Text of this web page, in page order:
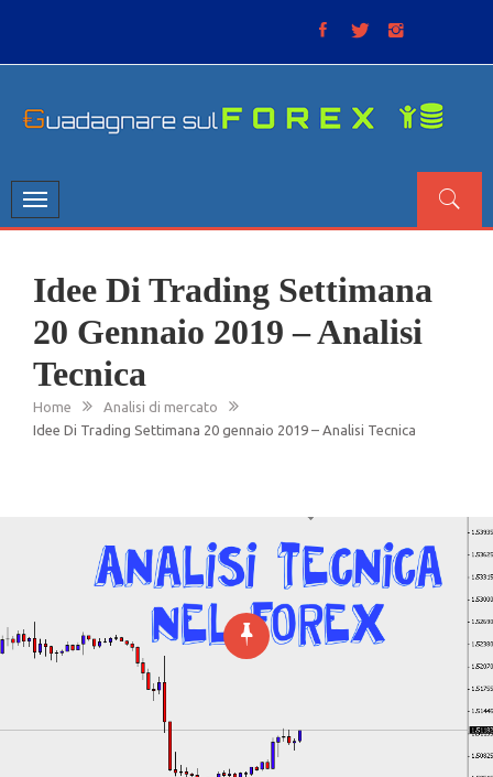
Toggle
navigation
Idee Di Trading Settimana
20 Gennaio 2019 – Analisi
Tecnica
Home
Analisi di mercato
Idee Di Trading Settimana 20 gennaio 2019 – Analisi Tecnica